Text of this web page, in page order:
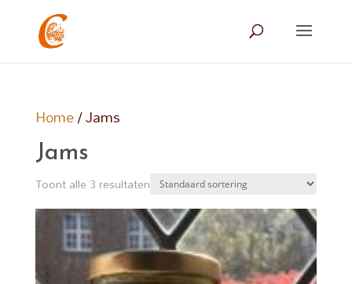
Home/ Jams
Jams
Toont alle 3 resultaten